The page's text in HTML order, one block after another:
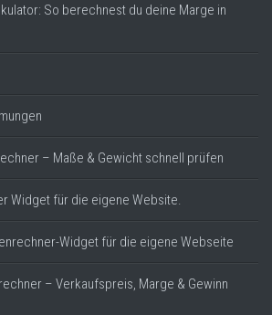
So berechnest du deine Marge in
– Maße & Gewicht schnell prüfen
Widget für die eigene Website.
Widget für die eigene Webseite
– Verkaufspreis, Marge & Gewinn